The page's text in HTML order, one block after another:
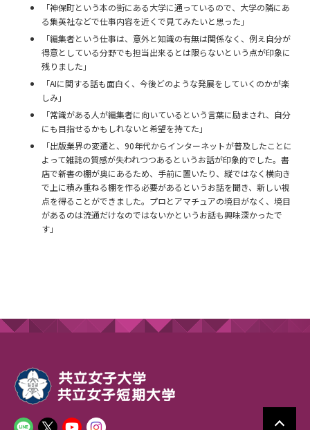
「神保町という本の街にある大学に通っているので、大学の隣にあ
る集英社などで仕事内容を近くで見てみたいと思った」
「編集者という仕事は、意外と知識の有無は関係なく、例え自分が
得意としている分野でも担当出来るとは限らないという点が印象に
残りました」
「AIに関する話も面白く、今後どのような発展をしていくのかが楽
しみ」
「常識がある人が編集者に向いているという言葉に励まされ、自分
にも目指せるかもしれないと希望を持てた」
「出版業界の変遷と、90年代からインターネットが普及したことに
よって雑誌の質感が失われつつあるというお話が印象的でした。書
店で新書の棚が奥にあるため、手前に置いたり、縦ではなく横向き
で上に積み重ねる棚を作る必要があるというお話を聞き、新しい視
点を得ることができました。プロとアマチュアの境目がなく、境目
があるのは流通だけなのではないかというお話も興味深かったで
す」